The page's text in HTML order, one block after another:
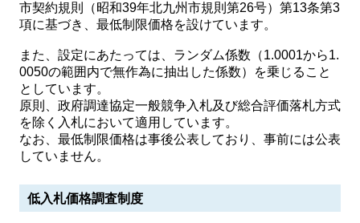
市契約規則（昭和39年北九州市規則第26号）第13条第3
項に基づき、最低制限価格を設けています。
また、設定にあたっては、ランダム係数（1.0001から1.
0050の範囲内で無作為に抽出した係数）を乗じること
としています。
原則、政府調達協定一般競争入札及び総合評価落札方式
を除く入札において適用しています。
なお、最低制限価格は事後公表しており、事前には公表
していません。
低入札価格調査制度